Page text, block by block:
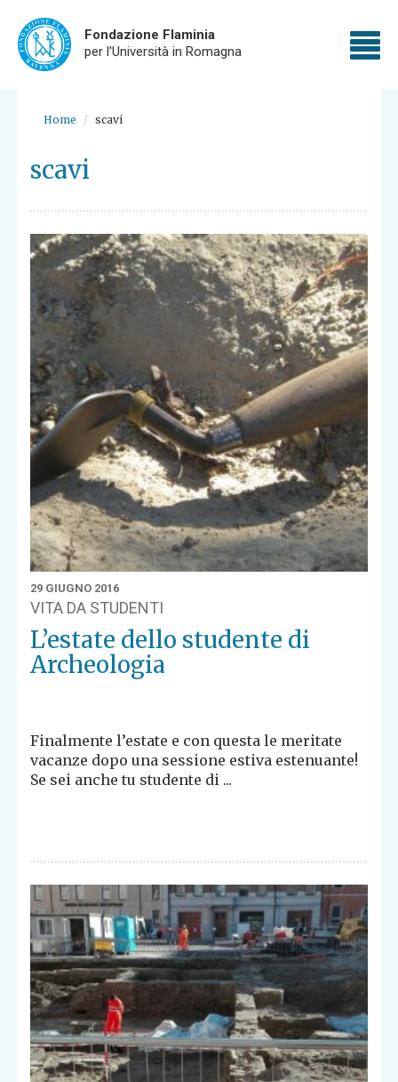
Fondazione Flaminia
per l'Università in Romagna
Home scavi
scavi
29 GIUGNO 2016
VITA DA STUDENTI
L’estate dello studente di
Archeologia
Finalmente l’estate e con questa le meritate
vacanze dopo una sessione estiva estenuante!
Se sei anche tu studente di ...